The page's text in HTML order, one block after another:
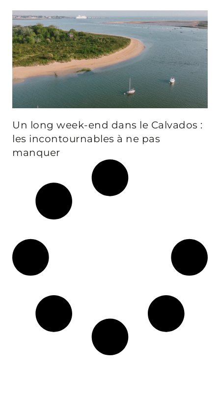
Un long week-end dans le Calvados :
les incontournables à ne pas
manquer